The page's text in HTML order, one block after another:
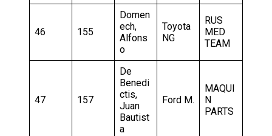
46 155
Domen
ech,
Alfons
o
Toyota
NG
RUS
MED
TEAM
47 157
De
Benedi
ctis,
Juan
Bautist
a
Ford M.
MAQUI
N
PARTS